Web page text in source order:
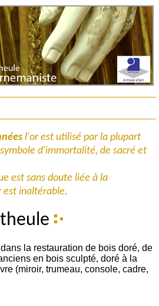
l'or est utilisé par la plupart
d'immortalité, de sacré et
est sans doute liée à la
inaltérable.
la restauration de bois doré, de
en bois sculpté, doré à la
(miroir, trumeau, console, cadre,